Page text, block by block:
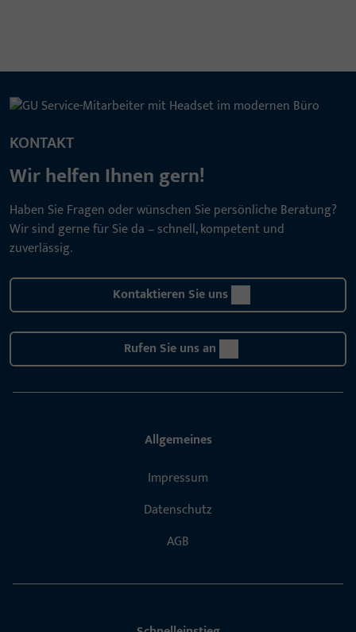
KONTAKT
Wir helfen Ihnen gern!
Haben Sie Fragen oder wünschen Sie persönliche Beratung?
Wir sind gerne für Sie da – schnell, kompetent und
zuverlässig.
Kontaktieren Sie uns
Rufen Sie uns an
Allgemeines
Impressum
Datenschutz
AGB